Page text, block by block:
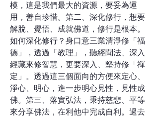
模，這是我們最大的資源，要妥為運
用，善自珍惜。第二、深化修行，想要
解脫、覺悟、成就佛道，修行是根本。
如何深化修行？身口意三業清淨修「福
德」，透過「教理」，聽經聞法、深入
經藏來修智慧，更要深入、堅持修「禪
定」。透過這三個面向的方便來定心、
淨心、明心，進一步明心見性，見性成
佛。第三、落實弘法，秉持慈悲、平等
來分享佛法，在利他中完成自利。過去